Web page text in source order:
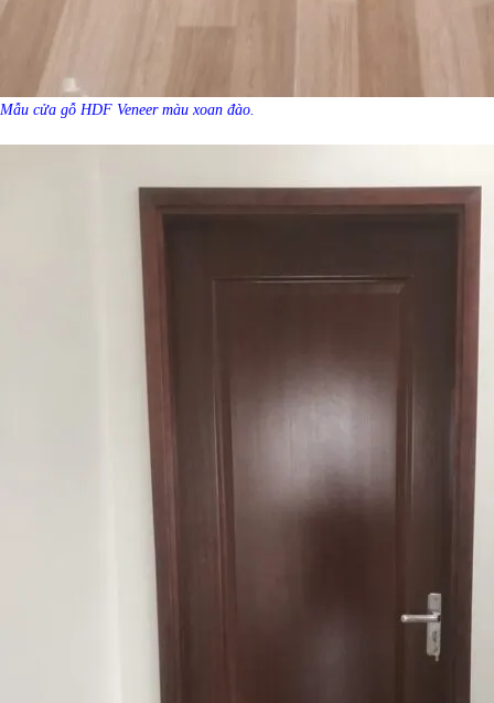
Mẫu cửa gỗ HDF Veneer màu xoan đào.